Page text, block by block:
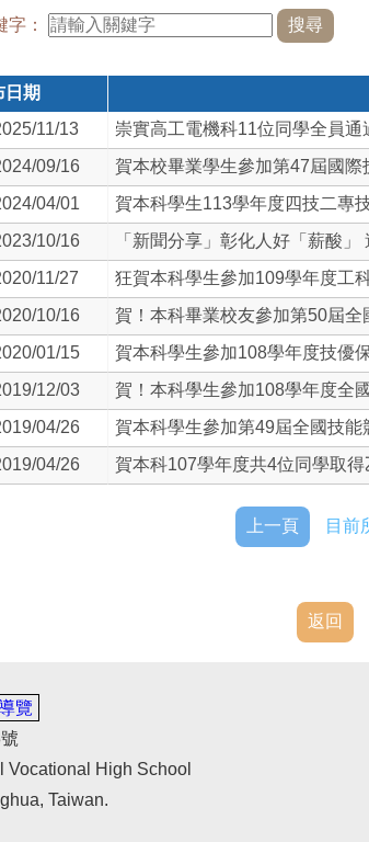
字：
日期
11/13
崇實高工電機科11位同學全員通
09/16
賀本校畢業學生參加第47屆國際
04/01
賀本科學生113學年度四技二專
10/16
「新聞分享」彰化人好「薪酸
11/27
狂賀本科學生參加109學年度工
10/16
賀！本科畢業校友參加第50屆
01/15
賀本科學生參加108學年度技優
12/03
賀！本科學生參加108學年度全
04/26
賀本科學生參加第49屆全國技
04/26
賀本科107學年度共4位同學取
上一頁 目前
返回
覽
High School
Taiwan.